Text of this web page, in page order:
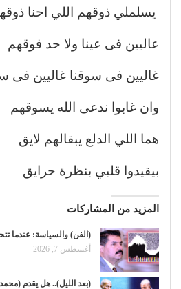
يسلملي ذوقهم اللي احنا
عاليين فى عينا ولا حد فوقهم
غاليين فى سوقنا غاليين فى
وان غابوا ندعى الله يسوقهم
هما اللي الدلع يبقالهم لايق
بيقيدوا قلبي بنظرة حرايق
المزيد من المشاركات
(الفن) والسياسة: عندما
أغسطس 7, 2026
(بعد الليل).. هل يقدم